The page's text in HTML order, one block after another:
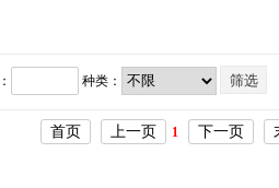
种类：
首页 上一页 1 下一页